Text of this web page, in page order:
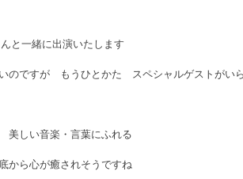
と一緒に出演いたします
のですが　もうひとかた　スペシャルゲストが
美しい音楽・言葉にふれる
から心が癒されそうですね